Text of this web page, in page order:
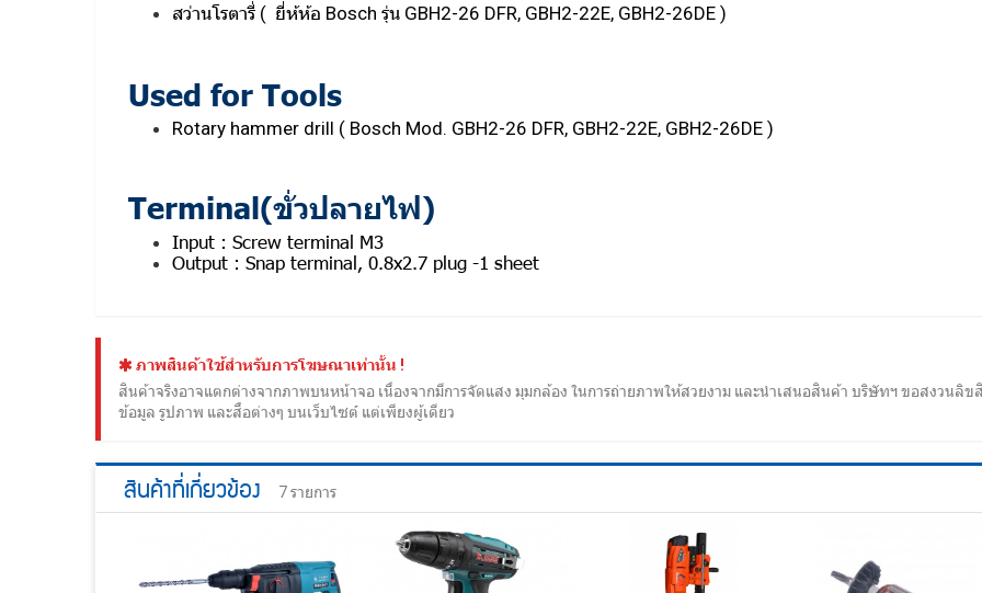
สว่านโรตารี่ ( ยี่ห้ห้อ Bosch รุ่น GBH2-26 DFR, GBH2-22E, GBH2-26DE )
Used for Tools
Rotary hammer drill ( Bosch Mod. GBH2-26 DFR, GBH2-22E, GBH2-26DE )
Terminal(ขั่วปลายไฟ)
Input : Screw terminal M3
Output : Snap terminal, 0.8x2.7 plug -1 sheet
ภาพสินค้าใช้สำหรับการโฆษณาเท่านั้น !
สินค้าจริงอาจแตกต่างจากภาพบนหน้าจอ เนื่องจากมีการจัดแสง มุมกล้อง ในการถ่ายภาพให้สวยงาม และนำเสนอสินค้า บริษัทฯ ขอสงวนลิข
ข้อมูล รูปภาพ และสื่อต่างๆ บนเว็บไซต์ แต่เพียงผู้เดียว
สินค้าที่เกี่ยวข้อง 7 รายการ